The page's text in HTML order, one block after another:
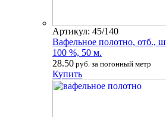
Артикул: 45/140
Вафельное полотно, отб.,
100 %, 50 м.
28.50 руб. за погонный метр
Купить